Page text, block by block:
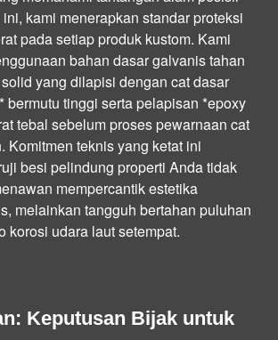
kami menerapkan standar proteksi
pada setiap produk kustom. Kami
bahan dasar galvanis tahan
yang dilapisi dengan cat dasar
bermutu tinggi serta pelapisan *epoxy
tebal sebelum proses pewarnaan cat
Komitmen teknis yang ketat ini
besi pelindung properti Anda tidak
mempercantik estetika
melainkan tangguh bertahan puluhan
korosi udara laut setempat.
Keputusan Bijak untuk